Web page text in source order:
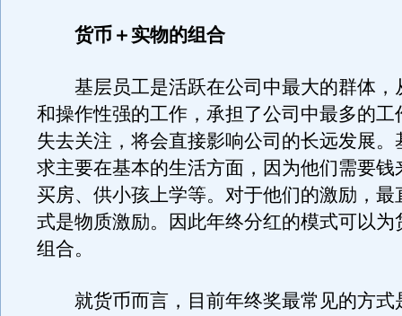
货币＋实物的组合
基层员工是活跃在公司中最大的群体，
和操作性强的工作，承担了公司中最多的工
失去关注，将会直接影响公司的长远发展。
求主要在基本的生活方面，因为他们需要钱
买房、供小孩上学等。对于他们的激励，最
式是物质激励。因此年终分红的模式可以为
组合。
就货币而言，目前年终奖最常见的方式